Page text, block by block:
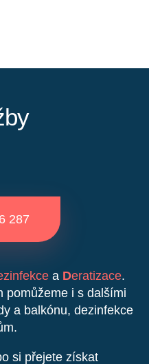
287
a Deratizace.
pomůžeme i s dalšími
a balkónu, dezinfekce
si přejete získat